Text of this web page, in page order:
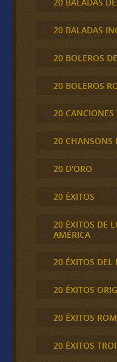
20 BALADAS
20 BALADAS
20 BOLEROS
20 BOLEROS
20 CANCIONES
20 CHANSONS
20 D'ORO
20 ÉXITOS
20 ÉXITOS DE
AMÉRICA
20 ÉXITOS DEL
20 ÉXITOS
20 ÉXITOS
20 ÉXITOS